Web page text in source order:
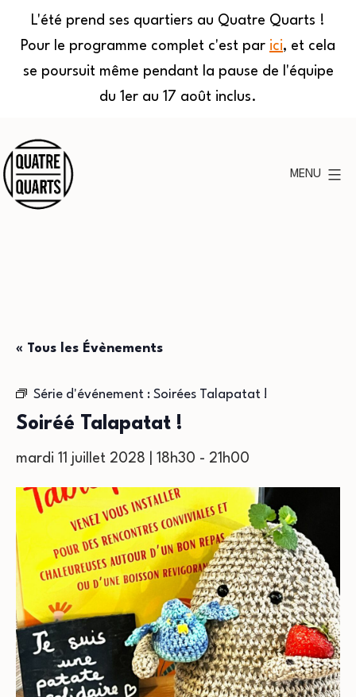
L'été prend ses quartiers au Quatre Quarts !
Pour le programme complet c'est par ici, et cela
se poursuit même pendant la pause de l'équipe
du 1er au 17 août inclus.
au
contenu
MENU
« Tous les Évènements
Série d'événement : Soirées Talapatat !
Soiréé Talapatat !
mardi 11 juillet 2028 | 18h30 - 21h00